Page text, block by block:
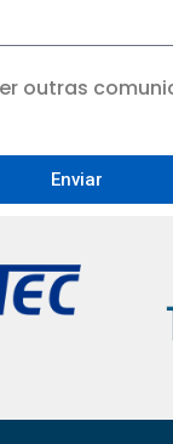
outras
Enviar